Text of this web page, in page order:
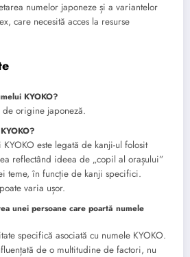
numelor japoneze și a variantelor
care necesită acces la resurse
KYOKO?
de origine japoneză.
este legată de kanji-ul folosit
reflectând ideea de „copil al orașului”
teme, în funcție de kanji specifici.
varia ușor.
unei persoane care poartă numele
specifică asociată cu numele KYOKO.
de o multitudine de factori, nu